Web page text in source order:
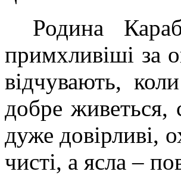
Родина
примхливіші за
відчувають,
добре живеться,
дуже довірливі,
чисті, а ясла –